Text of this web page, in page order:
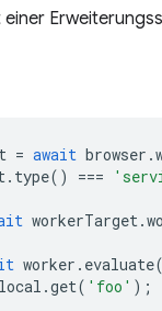
= await browser .
. type() ===
workerTarget.
worker . evaluate
local .get( 'foo' );